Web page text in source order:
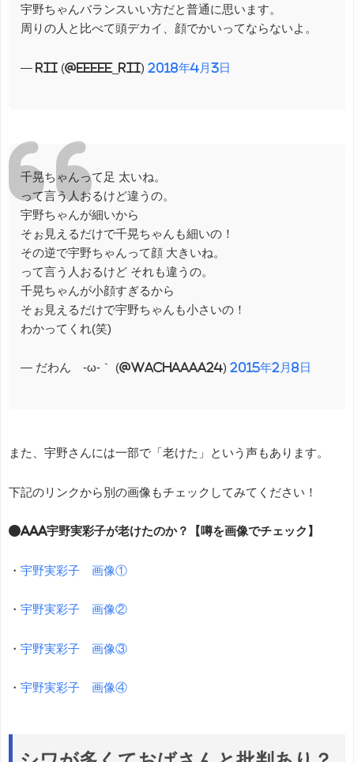
宇野ちゃんバランスいい方だと普通に思います。
周りの人と比べて頭デカイ、顔でかいってならないよ。
— rii (@eeeee_rii) 2018年4月3日
千晃ちゃんって足 太いね。
って言う人おるけど違うの。
宇野ちゃんが細いから
そぉ見えるだけで千晃ちゃんも細いの！
その逆で宇野ちゃんって顔 大きいね。
って言う人おるけど それも違うの。
千晃ちゃんが小顔すぎるから
そぉ見えるだけで宇野ちゃんも小さいの！
わかってくれ(笑)
— だわん´-ω-｀ (@wachaAAA24) 2015年2月8日
また、宇野さんには一部で「老けた」という声もあります。
下記のリンクから別の画像もチェックしてみてください！
●AAA宇野実彩子が老けたのか？【噂を画像でチェック】
・ 宇野実彩子 画像①
・ 宇野実彩子 画像②
・ 宇野実彩子 画像③
・ 宇野実彩子 画像④